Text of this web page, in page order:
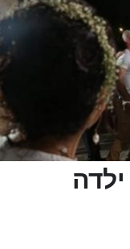
כן זה אמיתי בת 54 ילדה